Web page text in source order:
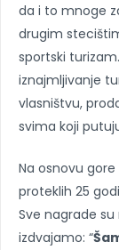
da i to mnoge
drugim
sportski
iznajmljivanje
vlasništvu,
svima koji
Na osnovu
proteklih 25
Sve nagrade
izdvajamo: “